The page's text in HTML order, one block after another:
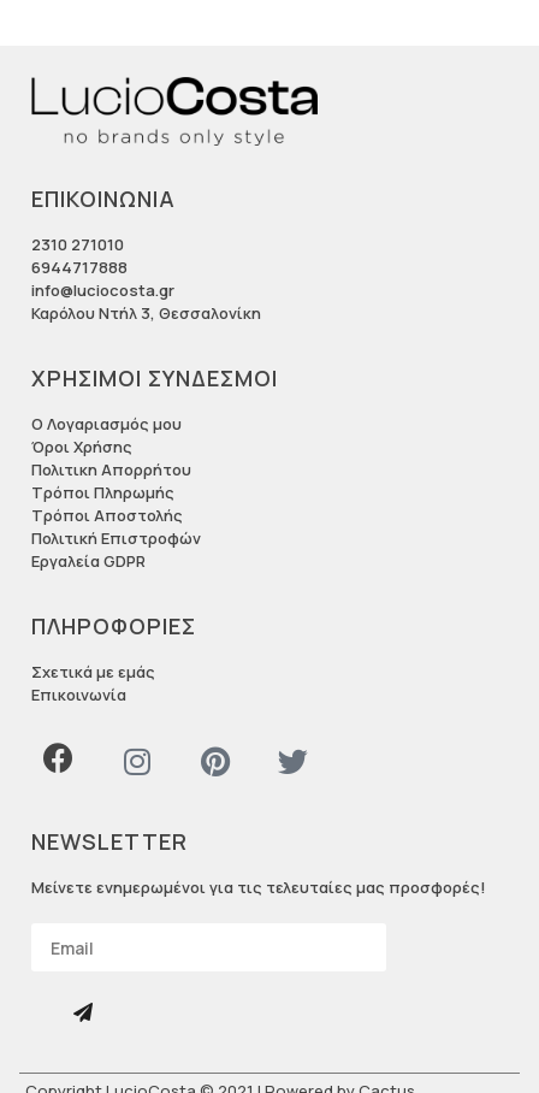
ΕΠΙΚΟΙΝΩΝΙΑ
2310 271010
6944717888
info@luciocosta.gr
Καρόλου Ντήλ 3, Θεσσαλονίκη
ΧΡΗΣΙΜΟΙ ΣΥΝΔΕΣΜΟΙ
Ο Λογαριασμός μου
Όροι Χρήσης
Πολιτικη Απορρήτου
Τρόποι Πληρωμής
Τρόποι Αποστολής
Πολιτική Επιστροφών
Εργαλεία GDPR
ΠΛΗΡΟΦΟΡΙΕΣ
Σχετικά με εμάς
Επικοινωνία
NEWSLETTER
Μείνετε ενημερωμένοι για τις τελευταίες μας προσφορές!